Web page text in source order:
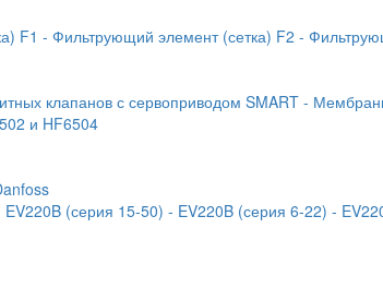
F1 - Фильтрующий элемент (сетка) F2 -
клапанов с сервоприводом SMART -
и HF6504
EV220B (серия 15-50) - EV220B (серия 6-22) -